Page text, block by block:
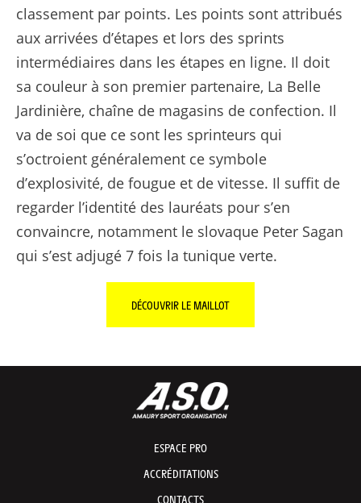
classement par points. Les points sont attribués
aux arrivées d’étapes et lors des sprints
intermédiaires dans les étapes en ligne. Il doit
sa couleur à son premier partenaire, La Belle
Jardinière, chaîne de magasins de confection. Il
va de soi que ce sont les sprinteurs qui
s’octroient généralement ce symbole
d’explosivité, de fougue et de vitesse. Il suffit de
regarder l’identité des lauréats pour s’en
convaincre, notamment le slovaque Peter Sagan
qui s’est adjugé 7 fois la tunique verte.
DÉCOUVRIR LE MAILLOT
ESPACE PRO
ACCRÉDITATIONS
CONTACTS